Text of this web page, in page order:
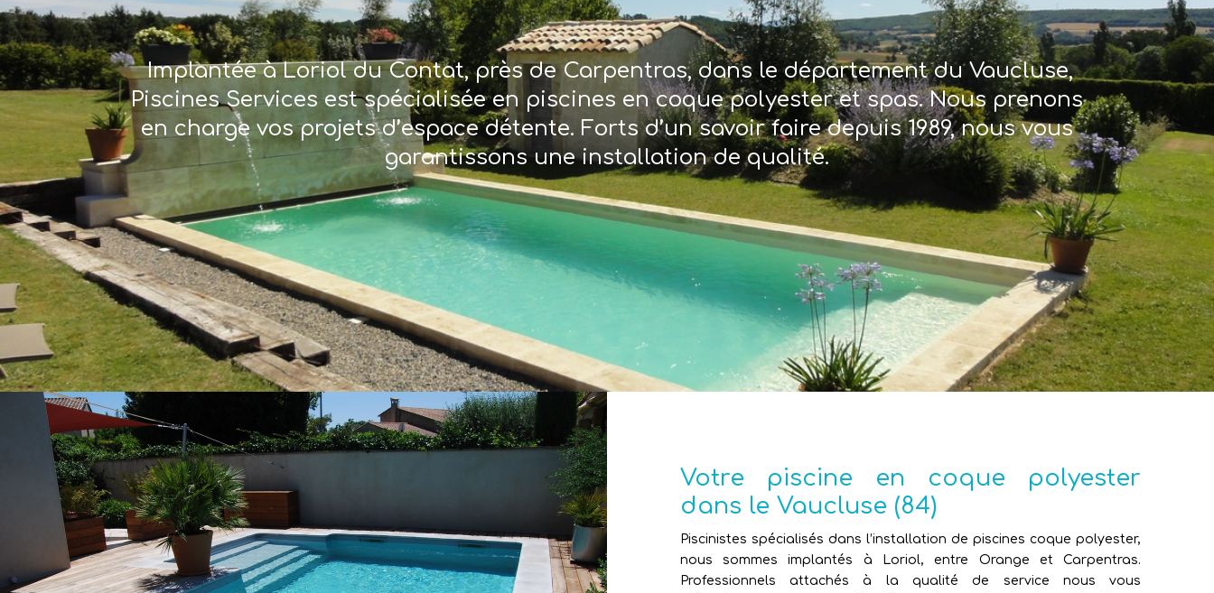
Implantée à Loriol du Contat, près de Carpentras, dans le département du Vaucluse,
Piscines Services est spécialisée en piscines en coque polyester et spas. Nous prenons
en charge vos projets d’espace détente. Forts d’un savoir faire depuis 1989, nous vous
garantissons une installation de qualité.
Votre piscine en coque polyester
dans le Vaucluse (84)
Piscinistes spécialisés dans l’installation de piscines coque polyester,
nous sommes implantés à Loriol, entre Orange et Carpentras.
Professionnels attachés à la qualité de service nous vous